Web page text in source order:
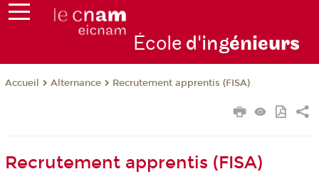
École d'ingénieurs
Accueil Alternance Recrutement apprentis (FISA)
Recrutement apprentis (FISA)